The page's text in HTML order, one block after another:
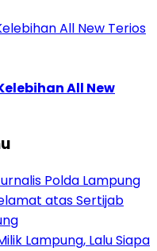
All New
Polda Lampung
atas Sertijab
Lampung, Lalu Siapa